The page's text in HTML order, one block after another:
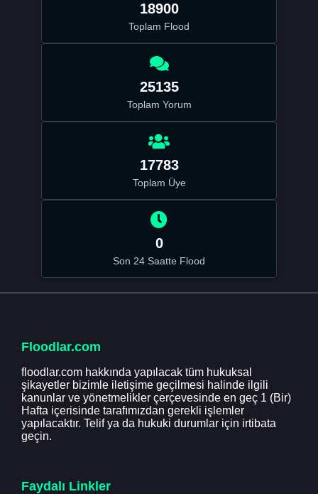
18900
Toplam Flood
25135
Toplam Yorum
17783
Toplam Üye
0
Son 24 Saatte Flood
Floodlar.com
floodlar.com hakkında yapılacak tüm hukuksal
şikayetler bizimle iletişime geçilmesi halinde ilgili
kanunlar ve yönetmelikler çerçevesinde en geç 1 (Bir)
Hafta içerisinde tarafımızdan gerekli işlemler
yapılacaktır. Telif ya da hukuki durumlar için irtibata
geçin.
Faydalı Linkler